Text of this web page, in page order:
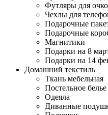
Футляры для
Чехлы для
Подарочные
Подарочные
Магнитики
Подарки на 8
Подарки на 14
Домашний текстиль
Ткань мебельная
Постельное белье
Одеяла
Диванные